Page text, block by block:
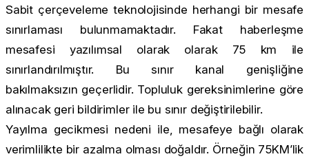
Sabit çerçeveleme teknolojisinde herhangi bir mesafe
sınırlaması bulunmamaktadır. Fakat haberleşme
mesafesi yazılımsal olarak olarak 75 km ile
sınırlandırılmıştır. Bu sınır kanal genişliğine
bakılmaksızın geçerlidir. Topluluk gereksinimlerine göre
alınacak geri bildirimler ile bu sınır değiştirilebilir.
Yayılma gecikmesi nedeni ile, mesafeye bağlı olarak
verimlilikte bir azalma olması doğaldır. Örneğin 75KM’lik